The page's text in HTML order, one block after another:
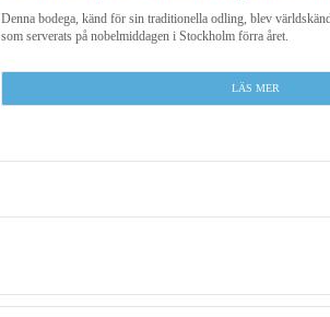
Denna bodega, känd för sin traditionella odling, blev
som serverats på nobelmiddagen i Stockholm förra året.
LÄS MER